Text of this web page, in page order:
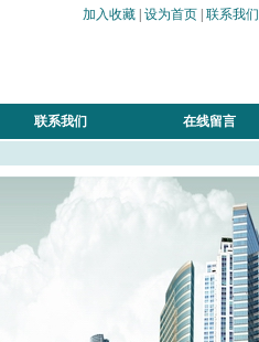
加入收藏 设为首页 联系我们
联系我们 在线留言